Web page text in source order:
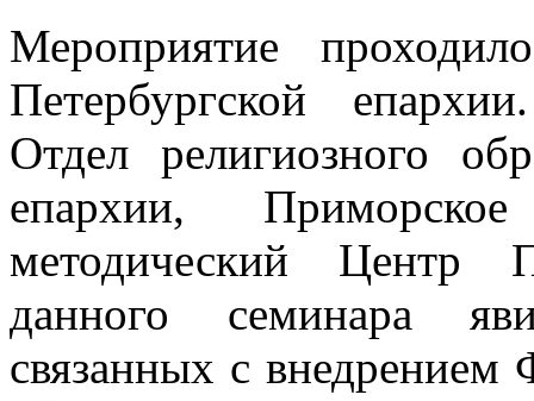
Мероприятие
Петербургской
Отдел религиозного
епархии,
методический Центр
данного семинара
связанных с внедрением